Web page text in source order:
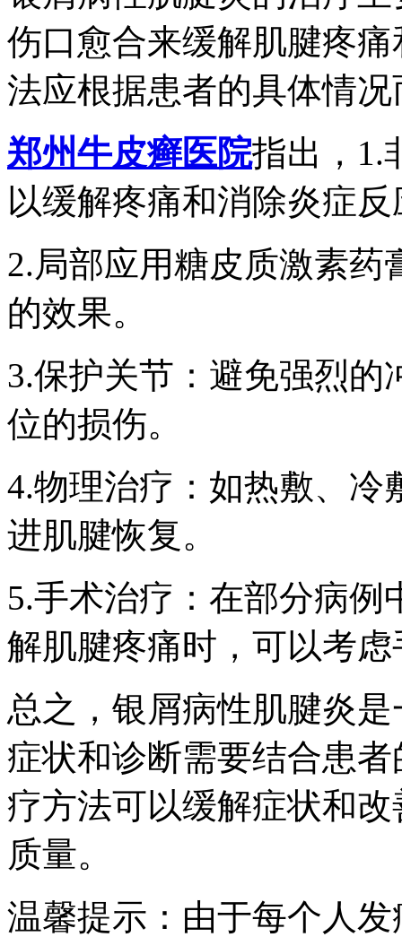
伤口愈合来缓解肌腱疼
法应根据患者的具体情
郑州牛皮癣医院指出，1.
以缓解疼痛和消除炎症反
2.局部应用糖皮质激素
的效果。
3.保护关节：避免强烈
位的损伤。
4.物理治疗：如热敷、冷
进肌腱恢复。
5.手术治疗：在部分病
解肌腱疼痛时，可以考
总之，银屑病性肌腱炎
症状和诊断需要结合患
疗方法可以缓解症状和
质量。
温馨提示：由于每个人